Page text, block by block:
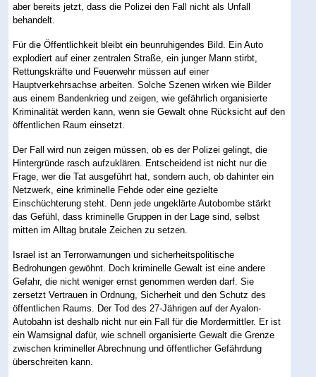
aber bereits jetzt, dass die Polizei den Fall nicht als Unfall
behandelt.
Für die Öffentlichkeit bleibt ein beunruhigendes Bild. Ein Auto
explodiert auf einer zentralen Straße, ein junger Mann stirbt,
Rettungskräfte und Feuerwehr müssen auf einer
Hauptverkehrsachse arbeiten. Solche Szenen wirken wie Bilder
aus einem Bandenkrieg und zeigen, wie gefährlich organisierte
Kriminalität werden kann, wenn sie Gewalt ohne Rücksicht auf den
öffentlichen Raum einsetzt.
Der Fall wird nun zeigen müssen, ob es der Polizei gelingt, die
Hintergründe rasch aufzuklären. Entscheidend ist nicht nur die
Frage, wer die Tat ausgeführt hat, sondern auch, ob dahinter ein
Netzwerk, eine kriminelle Fehde oder eine gezielte
Einschüchterung steht. Denn jede ungeklärte Autobombe stärkt
das Gefühl, dass kriminelle Gruppen in der Lage sind, selbst
mitten im Alltag brutale Zeichen zu setzen.
Israel ist an Terrorwarnungen und sicherheitspolitische
Bedrohungen gewöhnt. Doch kriminelle Gewalt ist eine andere
Gefahr, die nicht weniger ernst genommen werden darf. Sie
zersetzt Vertrauen in Ordnung, Sicherheit und den Schutz des
öffentlichen Raums. Der Tod des 27-Jährigen auf der Ayalon-
Autobahn ist deshalb nicht nur ein Fall für die Mordermittler. Er ist
ein Warnsignal dafür, wie schnell organisierte Gewalt die Grenze
zwischen krimineller Abrechnung und öffentlicher Gefährdung
überschreiten kann.